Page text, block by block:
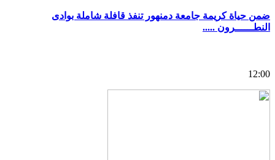
ضمن حياة كريمة جامعة دمنهور تنفذ قافلة شاملة بوادى
النطــــــرون .....
12:00